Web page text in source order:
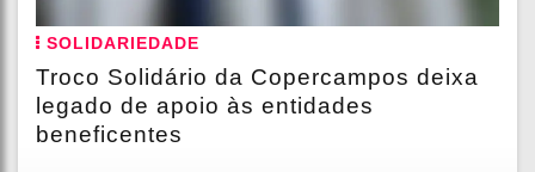
SOLIDARIEDADE
Troco Solidário da Copercampos deixa
legado de apoio às entidades
beneficentes